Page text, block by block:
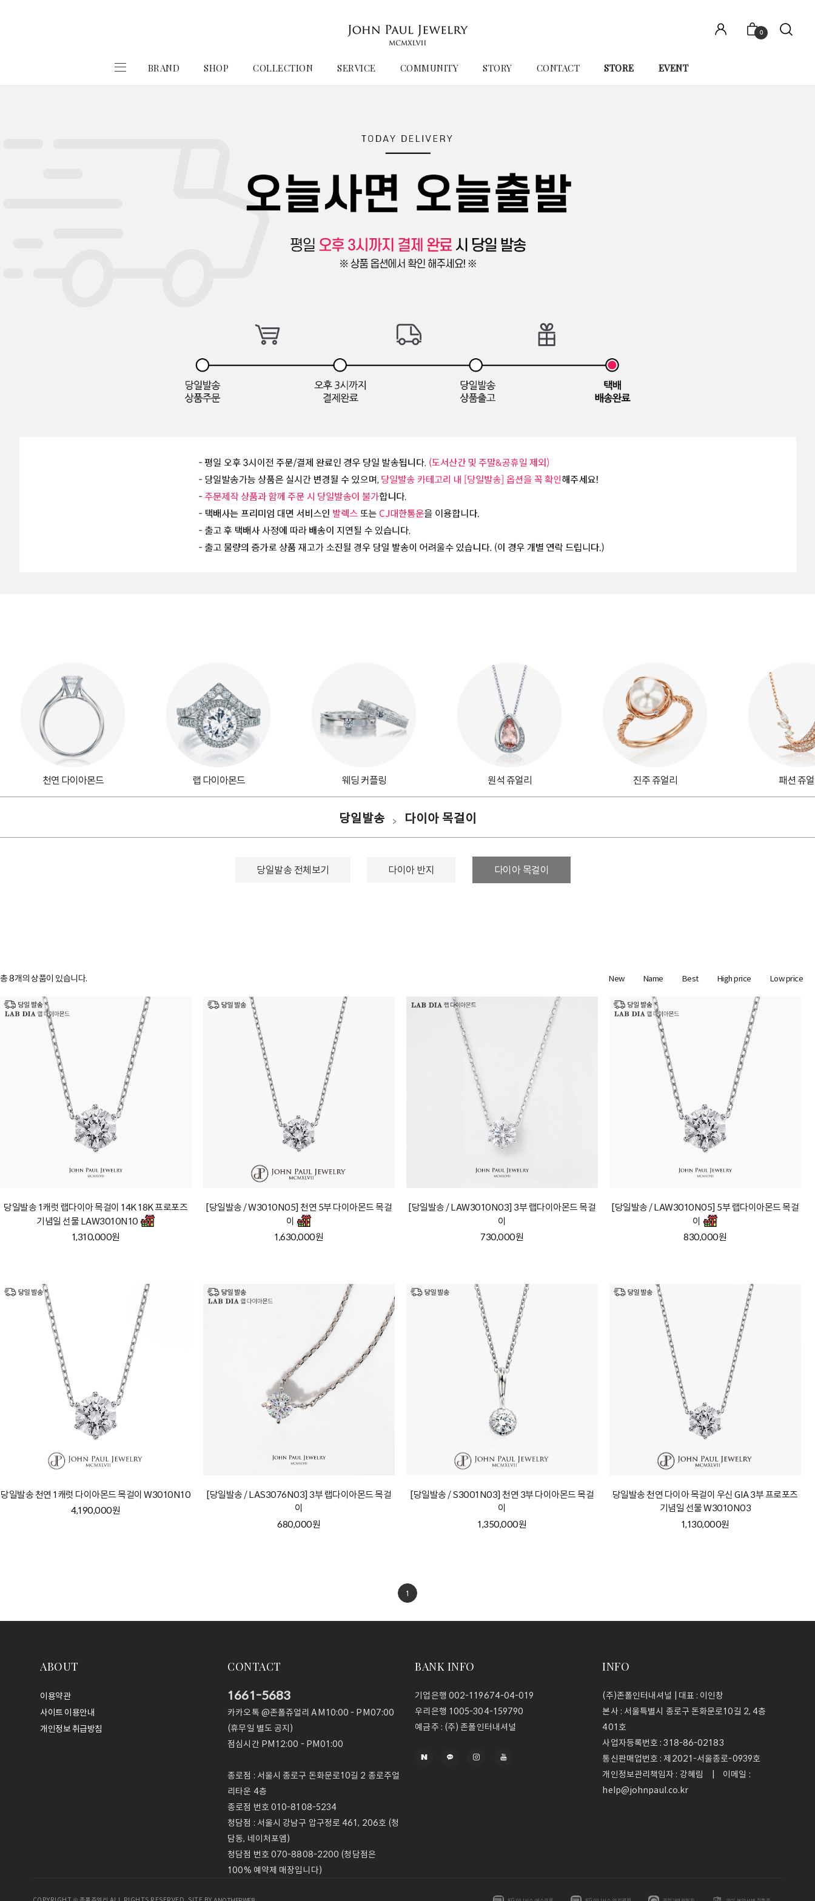
0
BRAND SHOP COLLECTION SERVICE COMMUNITY STORY CONTACT STORE EVENT
천연 다이아몬드 랩 다이아몬드 웨딩 커플링 원석 쥬얼리 진주 쥬얼리 패션 쥬
당일발송 > 다이아 목걸이
당일발송 전체보기 다이아 반지 다이아 목걸이
총 8개의 상품이 있습니다. New Name Best High price Low price
당일발송 1캐럿 랩다이아 목걸이 14K 18K 프로포즈
기념일 선물 LAW3010N10
1,310,000원
[당일발송 / W3010N05] 천연 5부 다이아몬드 목걸
이
1,630,000원
[당일발송 / LAW3010N03] 3부 랩다이아몬드 목걸
이
730,000원
[당일발송 / LAW3010N05] 5부 랩다이아몬드 목걸
이
830,000원
당일발송 천연 1캐럿 다이아몬드 목걸이 W3010N10
4,190,000원
[당일발송 / LAS3076N03] 3부 랩다이아몬드 목걸
이
680,000원
[당일발송 / S3001N03] 천연 3부 다이아몬드 목걸
이
1,350,000원
당일발송 천연 다이아 목걸이 우신 GIA 3부 프로포즈
기념일 선물 W3010N03
1,130,000원
1
ABOUT
이용약관
사이트 이용안내
개인정보 취급방침
CONTACT
1661-5683
카카오톡 @존폴쥬얼리 AM10:00 - PM07:00
(휴무일 별도 공지)
점심시간 PM12:00 - PM01:00
종로점 : 서울시 종로구 돈화문로10길 2 종로주얼
리타운 4층
종로점 번호 010-8108-5234
청담점 : 서울시 강남구 압구정로 461, 206호 (청
담동, 네이처포엠)
청담점 번호 070-8808-2200 (청담점은
100% 예약제 매장입니다)
BANK INFO
기업은행 002-119674-04-019
우리은행 1005-304-159790
예금주 : (주) 존폴인터내셔널
INFO
(주)존폴인터내셔널 | 대표 : 이인창
본사 : 서울특별시 종로구 돈화문로10길 2, 4층
401호
사업자등록번호 :318-86-02183
통신판매업번호 : 제2021-서울종로-0939호
개인정보관리책임자 : 강혜림 | 이메일 :
help@johnpaul.co.kr
COPYRIGHT © 존폴쥬얼리 ALL RIGHTS RESERVED. SITE BY